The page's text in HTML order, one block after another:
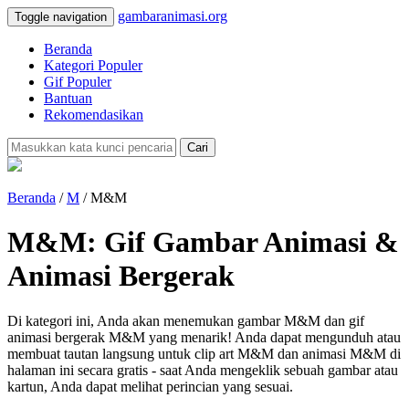
Toggle navigation gambaranimasi.org
Beranda
Kategori Populer
Gif Populer
Bantuan
Rekomendasikan
Cari
Beranda /M / M&M
M&M: Gif Gambar Animasi &
Animasi Bergerak
Di kategori ini, Anda akan menemukan gambar M&M dan gif
animasi bergerak M&M yang menarik! Anda dapat mengunduh atau
membuat tautan langsung untuk clip art M&M dan animasi M&M di
halaman ini secara gratis - saat Anda mengeklik sebuah gambar atau
kartun, Anda dapat melihat perincian yang sesuai.